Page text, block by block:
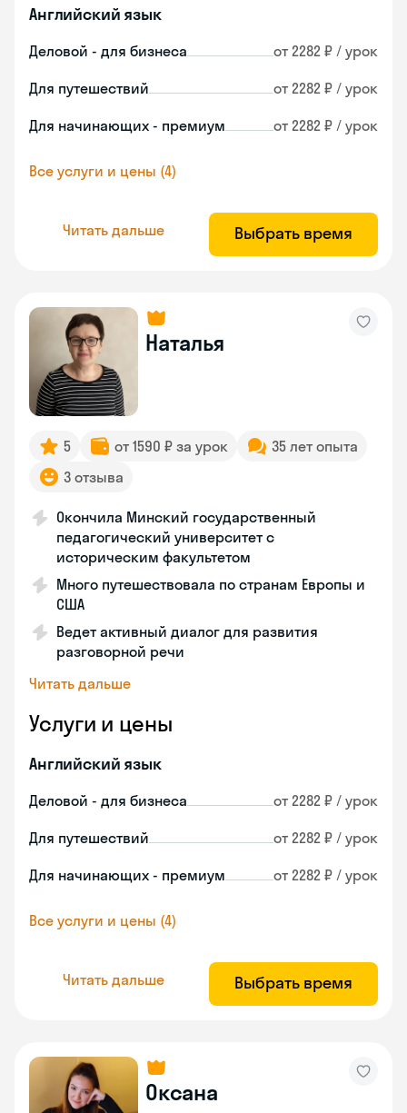
Английский язык
Деловой - для бизнеса от 2282 ₽ / урок
Для путешествий от 2282 ₽ / урок
Для начинающих - премиум от 2282 ₽ / урок
Все услуги и цены (4)
Читать дальше Выбрать время
Наталья
5 от 1590 ₽ за урок
35 лет опыта
3 отзыва
Окончила Минский государственный
педагогический университет с
историческим факультетом
Много путешествовала по странам Европы и
США
Ведет активный диалог для развития
разговорной речи
Читать дальше
Услуги и цены
Английский язык
Деловой - для бизнеса от 2282 ₽ / урок
Для путешествий от 2282 ₽ / урок
Для начинающих - премиум от 2282 ₽ / урок
Все услуги и цены (4)
Читать дальше Выбрать время
Оксана